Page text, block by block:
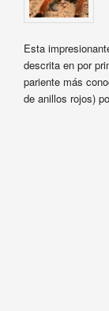
Esta
descrita en por
pariente más
de anillos rojos)